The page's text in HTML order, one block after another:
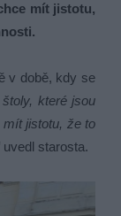
mít jistotu,
v době, kdy se
které jsou
jistotu, že to
uvedl starosta.